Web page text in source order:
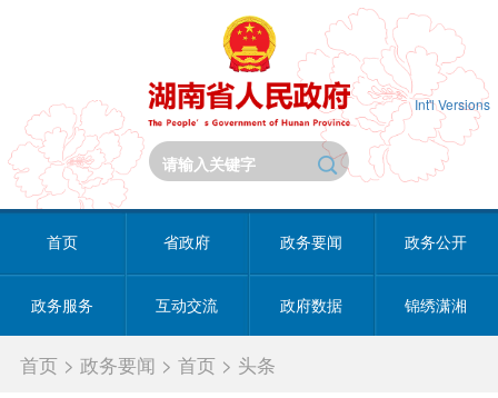
Int'l Versions
首页 省政府 政务要闻 政务公开
政务服务 互动交流 政府数据 锦绣潇湘
首页 >政务要闻 >首页 > 头条